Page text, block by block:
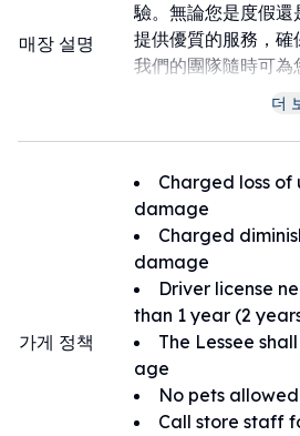
매장 설명
驗。無論您是度假還
提供優質的服務，確
我們的團隊隨時可
超越您的期望，讓
提供優質的車輛選
保旅行順利愉快。
더
가게 정책
Charged loss of
damage
Charged
damage
Driver license
than 1 year (2
The Lessee
age
No pets
Call store staff